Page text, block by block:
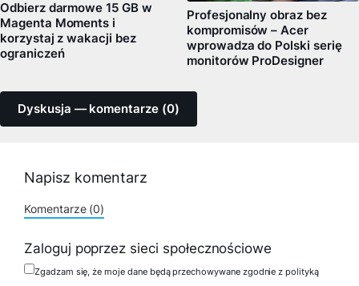
Odbierz darmowe 15 GB w
Magenta Moments i
korzystaj z wakacji bez
ograniczeń
Profesjonalny obraz bez
kompromisów – Acer
wprowadza do Polski serię
monitorów ProDesigner
Dyskusja — komentarze (0)
Napisz komentarz
Komentarze (0)
Zaloguj poprzez sieci społecznościowe
Zgadzam się, że moje dane będą przechowywane zgodnie z polityką